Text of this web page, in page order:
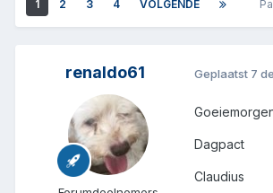
1 2 3 4 VOLGENDE
renaldo61 Geplaatst 7
Dagpact
Claudius